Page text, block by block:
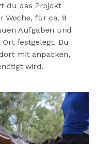
du das Projekt
Woche, für ca. 8
Aufgaben und
festgelegt. Du
mit anpacken,
wird.